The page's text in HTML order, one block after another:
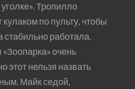
Тропилло
по пульту, чтобы
стабильно работала.
очень
этот нельзя назвать
Майк седой,